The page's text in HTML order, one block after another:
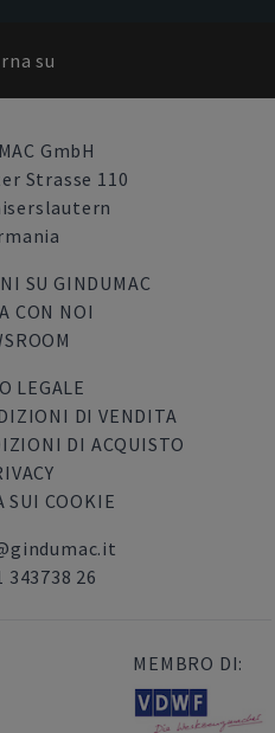
su
GmbH
Strasse 110
SU GINDUMAC
CON NOI
LEGALE
DI VENDITA
DI ACQUISTO
SUI COOKIE
343738 26
MEMBRO DI: